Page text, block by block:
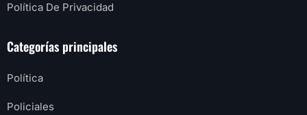
Política De Privacidad
Categorías principales
Política
Policiales